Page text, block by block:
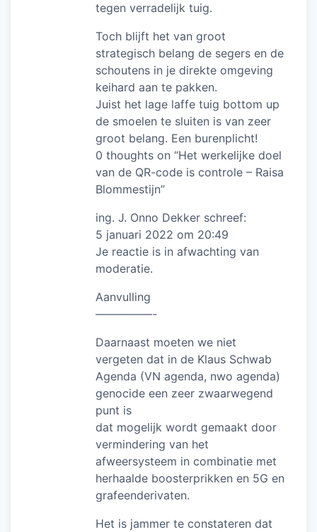
tegen verradelijk tuig.
Toch blijft het van groot
strategisch belang de segers en de
schoutens in je direkte omgeving
keihard aan te pakken.
Juist het lage laffe tuig bottom up
de smoelen te sluiten is van zeer
groot belang. Een burenplicht!
0 thoughts on “Het werkelijke doel
van de QR-code is controle – Raisa
Blommestijn”
ing. J. Onno Dekker schreef:
5 januari 2022 om 20:49
Je reactie is in afwachting van
moderatie.
Aanvulling
—————-
Daarnaast moeten we niet
vergeten dat in de Klaus Schwab
Agenda (VN agenda, nwo agenda)
genocide een zeer zwaarwegend
punt is
dat mogelijk wordt gemaakt door
vermindering van het
afweersysteem in combinatie met
herhaalde boosterprikken en 5G en
grafeenderivaten.
Het is jammer te constateren dat